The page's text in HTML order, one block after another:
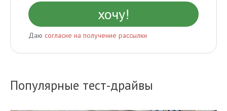
Даю согласие на получение рассылки
Популярные тест-драйвы